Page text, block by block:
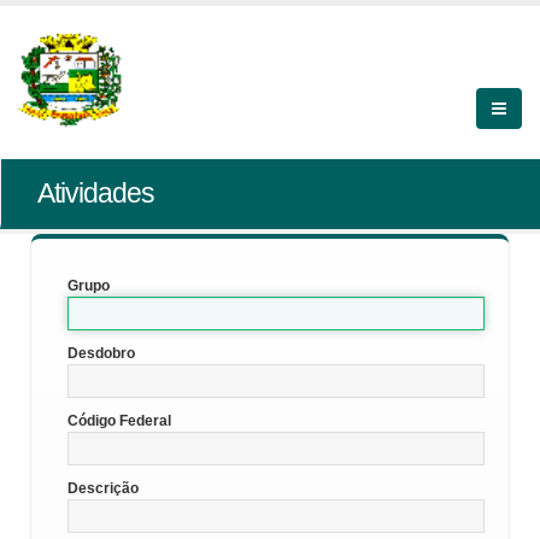
Atividades
Grupo
Desdobro
Código Federal
Descrição